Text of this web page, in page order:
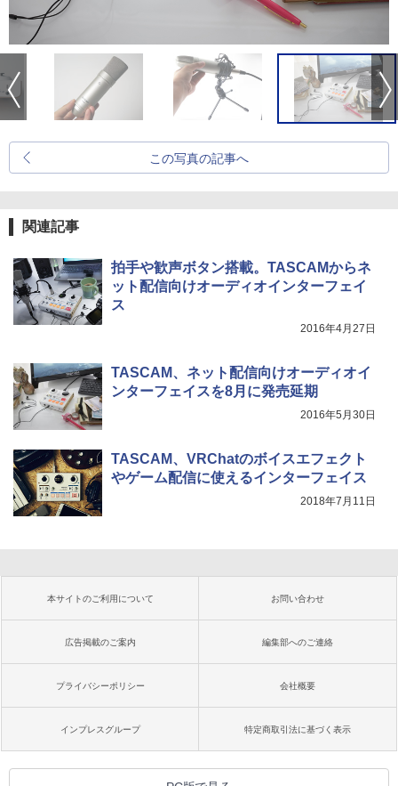
この写真の記事へ
関連記事
拍手や歓声ボタン搭載。TASCAMからネ
ット配信向けオーディオインターフェイ
ス
2016年4月27日
TASCAM、ネット配信向けオーディオイ
ンターフェイスを8月に発売延期
2016年5月30日
TASCAM、VRChatのボイスエフェクト
やゲーム配信に使えるインターフェイス
2018年7月11日
本サイトのご利用について お問い合わせ
広告掲載のご案内 編集部へのご連絡
プライバシーポリシー 会社概要
インプレスグループ 特定商取引法に基づく表示